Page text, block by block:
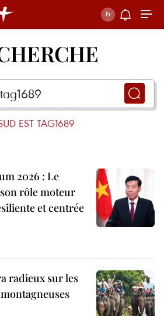
EST TAG1689
2026 : Le
rôle moteur
et centrée
radieux sur les